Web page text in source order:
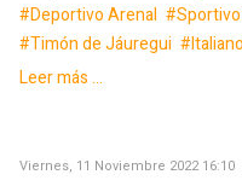
Deportivo Arenal
Timón de Jáuregui
Leer más ...
Viernes, 11 Noviembre 2022 16:10